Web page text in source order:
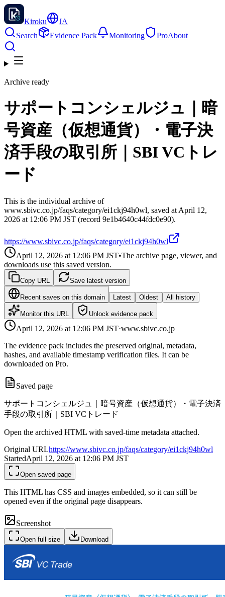
Kiroku
JA
Search
Evidence Pack Monitoring ProAbout
Archive ready
サポートコンシェルジュ｜暗
号資産（仮想通貨）・電子決
済手段の取引所｜SBI VCトレ
ード
This is the individual archive of
www.sbivc.co.jp/faqs/category/ei1ckj94h0wl, saved at April 12,
2026 at 12:06 PM JST (record 9e1b4640c44fdc0e90).
https://www.sbivc.co.jp/faqs/category/ei1ckj94h0wl
April 12, 2026 at 12:06 PM JST•The archive page, viewer, and
downloads use this saved version.
Copy URL Save latest version
Recent saves on this domain Latest Oldest All history
Monitor this URL Unlock evidence pack
April 12, 2026 at 12:06 PM JST·www.sbivc.co.jp
The evidence pack includes the preserved original, metadata,
hashes, and available timestamp verification files. It can be
downloaded on Pro.
Saved page
サポートコンシェルジュ｜暗号資産（仮想通貨）・電子決済
手段の取引所｜SBI VCトレード
Open the archived HTML with saved-time metadata attached.
Original URLhttps://www.sbivc.co.jp/faqs/category/ei1ckj94h0wl
StartedApril 12, 2026 at 12:06 PM JST
Open saved page
This HTML has CSS and images embedded, so it can still be
opened even if the original page disappears.
Screenshot
Open full size Download